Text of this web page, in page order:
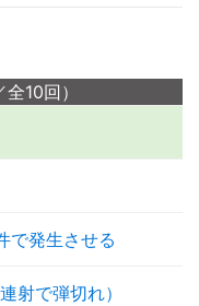
10回）
で発生させる
で弾切れ）